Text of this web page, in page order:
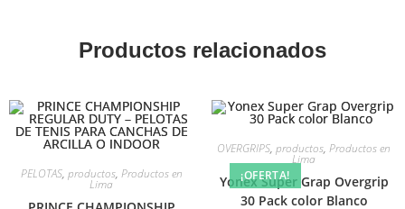
Productos relacionados
PELOTAS, productos, Productos en
Lima
¡OFERTA!
OVERGRIPS, productos, Productos en
Lima
Yonex Super Grap Overgrip
30 Pack color Blanco